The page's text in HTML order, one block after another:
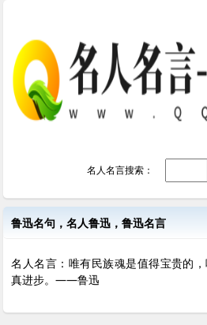
名人名言搜索：
鲁迅名句，名人鲁迅，鲁迅名言
名人名言：唯有民族魂是值得宝贵的
真进步。——鲁迅